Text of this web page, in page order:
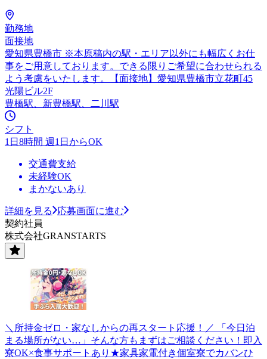
勤務地
面接地
愛知県豊橋市 ※本原稿内の駅・エリア以外にも幅広くお仕
事をご用意しております。できる限りご希望に合わせられる
よう考慮をいたします。【面接地】愛知県豊橋市立花町45
光陽ビル2F
豊橋駅、新豊橋駅、二川駅
シフト
1日8時間 週1日からOK
交通費支給
未経験OK
まかないあり
詳細を見る
応募画面に進む
契約社員
株式会社GRANSTARTS
＼所持金ゼロ・家なしからの再スタート応援！／ 「今日泊
まる場所がない…」そんな方もまずはご相談ください！即入
寮OK×食事サポートあり★家具家電付き個室寮でカバンひ